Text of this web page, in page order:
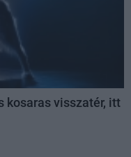
kosaras visszatér, itt